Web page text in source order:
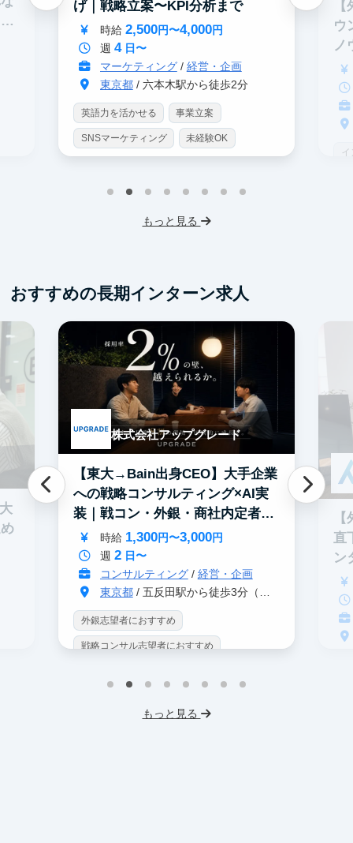
げ｜戦略立案〜KPI分析まで
時給 2,500円〜4,000円
週 4日〜
マーケティング/ 経営・企画
東京都/ 六本木駅から徒歩2分
英語力を活かせる 事業立案
SNSマーケティング 未経験OK
交通費支給
ウ
ノ
もっと見る
おすすめの長期インターン求人
株式会社アップグレード
【東大→Bain出身CEO】大手企業
への戦略コンサルティング×AI実
装｜戦コン・外銀・商社内定者多
数
時給 1,300円〜3,000円
週 2日〜
コンサルティング/ 経営・企画
東京都/ 五反田駅から徒歩3分（大崎駅から徒歩8分）
外銀志望者におすすめ
戦略コンサル志望者におすすめ
データサイエンス
直
ン
もっと見る